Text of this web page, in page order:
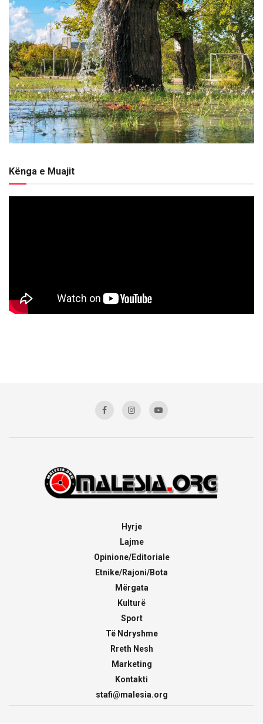
Kënga e Muajit
Hyrje
Lajme
Opinione/Editoriale
Etnike/Rajoni/Bota
Mërgata
Kulturë
Sport
Të Ndryshme
Rreth Nesh
Marketing
Kontakti
stafi@malesia.org